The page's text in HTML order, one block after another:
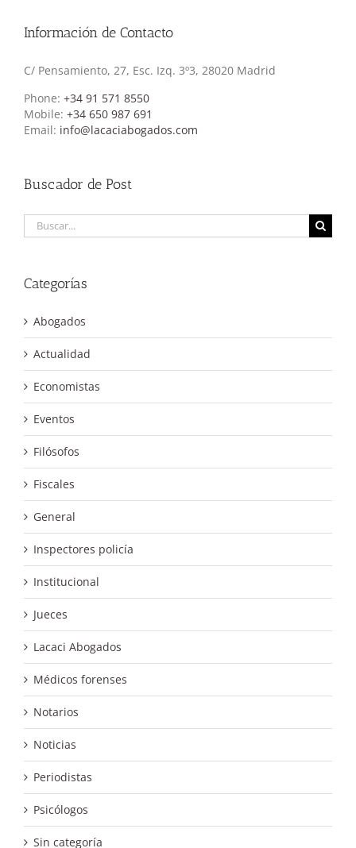
Información de Contacto
C/ Pensamiento, 27, Esc. Izq. 3º3, 28020 Madrid
Phone: +34 91 571 8550
Mobile: +34 650 987 691
Email: info@lacaciabogados.com
Buscador de Post
Buscar:
Categorías
Abogados
Actualidad
Economistas
Eventos
Filósofos
Fiscales
General
Inspectores policía
Institucional
Jueces
Lacaci Abogados
Médicos forenses
Notarios
Noticias
Periodistas
Psicólogos
Sin categoría